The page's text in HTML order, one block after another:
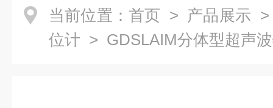
当前位置： 首页 > 产品展示
位计 > GDSLAIM分体型超声